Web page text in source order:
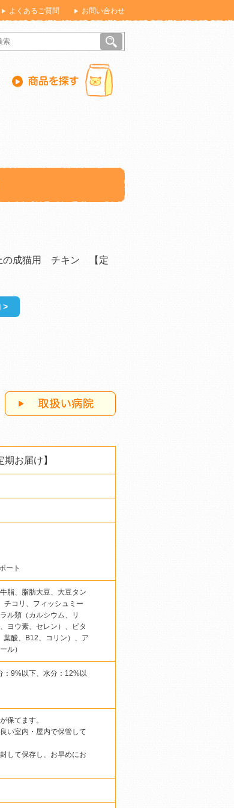
よくあるご質問 お問い合わせ
の成猫用 チキン 【定
>
お届け】
ート
脂、脂肪大豆、大豆タン
チコリ、フィッシュミー
ル類（カルシウム、リ
ヨウ素、セレン）、ビタ
葉酸、B12、コリン）、ア
ル）
：9%以下、水分：12%以
保てます。
い室内・屋内で保管して
して保存し、お早めにお